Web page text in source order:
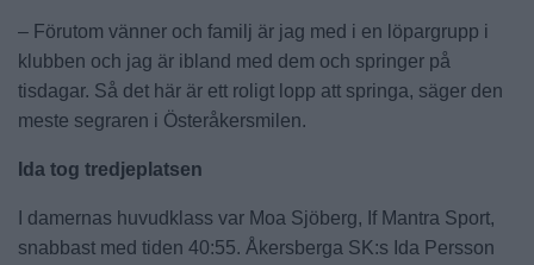
– Förutom vänner och familj är jag med i en löpargrupp i
klubben och jag är ibland med dem och springer på
tisdagar. Så det här är ett roligt lopp att springa, säger den
meste segraren i Österåkersmilen.
Ida tog tredjeplatsen
I damernas huvudklass var Moa Sjöberg, If Mantra Sport,
snabbast med tiden 40:55. Åkersberga SK:s Ida Persson